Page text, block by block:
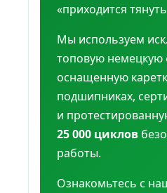
«приходится
Мы используем
топовую немецкую
оснащенную
подшипниках,
и
25 000 циклов
работы.
Ознакомьтесь с